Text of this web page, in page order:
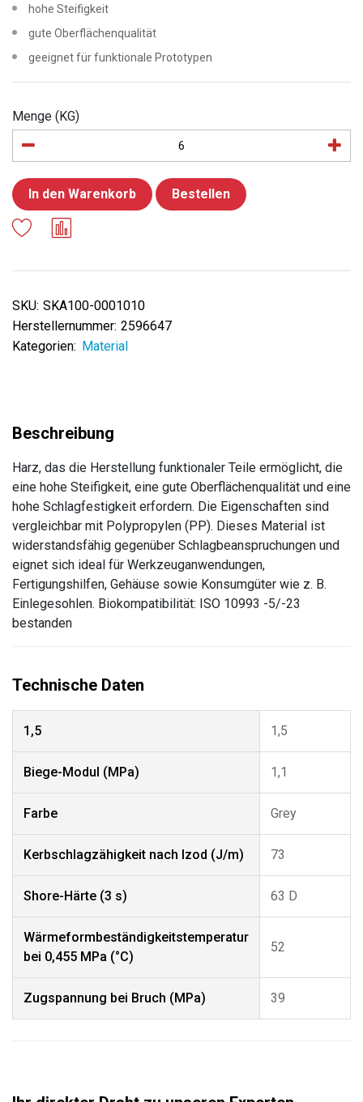
hohe Steifigkeit
gute Oberflächenqualität
geeignet für funktionale Prototypen
Menge (KG)
In den Warenkorb Bestellen
SKU: SKA100-0001010
Herstellernummer: 2596647
Kategorien: Material
Harz, das die Herstellung funktionaler Teile ermöglicht, die
eine hohe Steifigkeit, eine gute Oberflächenqualität und eine
hohe Schlagfestigkeit erfordern. Die Eigenschaften sind
vergleichbar mit Polypropylen (PP). Dieses Material ist
widerstandsfähig gegenüber Schlagbeanspruchungen und
eignet sich ideal für Werkzeuganwendungen,
Fertigungshilfen, Gehäuse sowie Konsumgüter wie z. B.
Einlegesohlen. Biokompatibilität: ISO 10993 -5/-23
bestanden
1,5 1,5
Biege-Modul (MPa) 1,1
Farbe Grey
Kerbschlagzähigkeit nach Izod (J/m) 73
Shore-Härte (3 s) 63 D
Wärmeformbeständigkeitstemperatur
bei 0,455 MPa (°C)
52
Zugspannung bei Bruch (MPa) 39